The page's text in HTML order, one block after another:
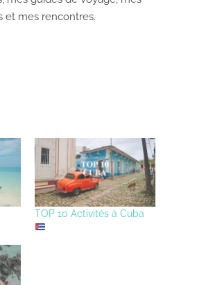
et mes rencontres.
TOP 10 Activités à Cuba